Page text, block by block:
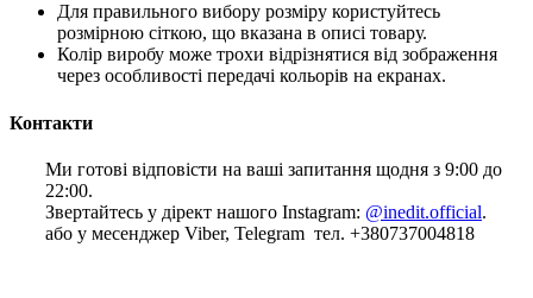
Для правильного вибору розміру користуйтесь
розмірною сіткою, що вказана в описі товару.
Колір виробу може трохи відрізнятися від зображення
через особливості передачі кольорів на екранах.
Контакти
Ми готові відповісти на ваші запитання щодня з 9:00 до
22:00.
Звертайтесь у дірект нашого Instagram: @inedit.official.
або у месенджер Viber, Telegram тел. +380737004818